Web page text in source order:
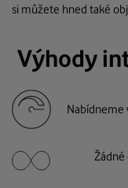
si můžete hned také
Výhody
Nabídneme
Žádné